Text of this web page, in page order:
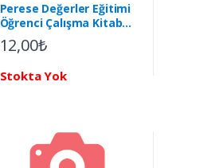
Perese Değerler Eğitimi
Öğrenci Çalışma Kitabı
Adalet 3
12,00₺
Stokta Yok